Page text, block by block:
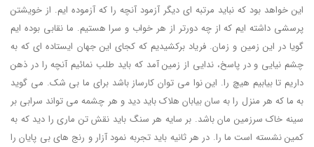
این خواهد بود که نباید مرتبه ای دیگر آزمود آنچه را که آزموده ایم. از خویشتن
پرسشی داشته ایم که از چه دورتر از هر خواب و سرا هستیم. ما نقابی بوده ایم
گویا در این زمین و زمان. فریاد برکشیدیم که کجای این جهان ایستاده ای که به
چشم نیایی و در پاسخ، ندایی از زمین آمد که باید طلب نمائیم آنچه را در ذهن
داریم تا بیابیم هیچ را. این نوا می توان کارساز باشد برای ما بی شک. می گوید
به ما که هر منزل را به سان بیابان هلاک باید دید و هر چشمه می تواند سرابی بر
سینه خاک سرزمین مان باشد. بر سایه هر سنگ باید نقش تن ماری را دید که به
کمین نشسته است ما را. در هر ثانیه باید تجربه نمود آزار و رنج های بی پایان را